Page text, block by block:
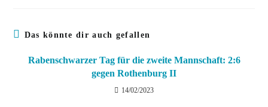
Das könnte dir auch gefallen
Rabenschwarzer Tag für die zweite Mannschaft: 2:6
gegen Rothenburg II
14/02/2023